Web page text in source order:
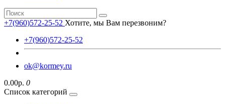
+7(960)572-25-52 Хотите, мы Вам перезвоним?
+7(960)572-25-52
ok@kormey.ru
0.00р. 0
Список категорий